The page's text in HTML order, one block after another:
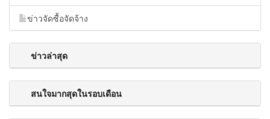
ข่าวจัดซื้อจัดจ้าง
ข่าวล่าสุด
สนใจมากสุดในรอบเดือน